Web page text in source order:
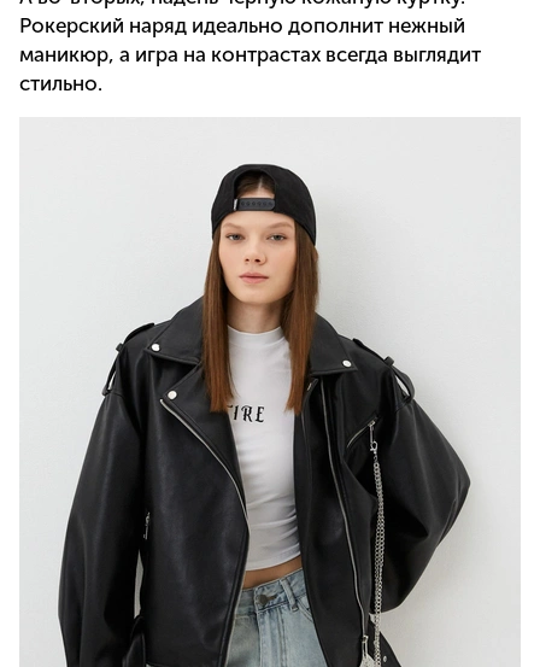
Рокерский наряд идеально дополнит нежный
маникюр, а игра на контрастах всегда выглядит
стильно.